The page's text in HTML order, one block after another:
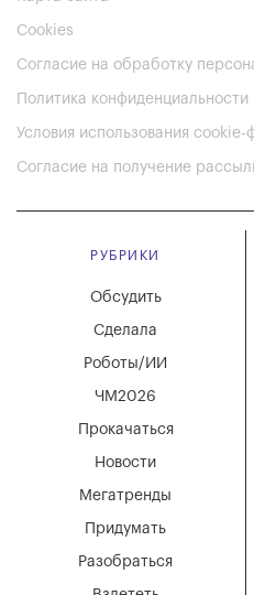
Cookies
Согласие на обработку
Политика конфиденциальности
Условия использования cookie-
Согласие на получение
РУБРИКИ
Мегатренды
Придумать
Разобраться
Новости
Обсудить
Сделала
Роботы/ИИ
ЧМ2026
Прокачаться